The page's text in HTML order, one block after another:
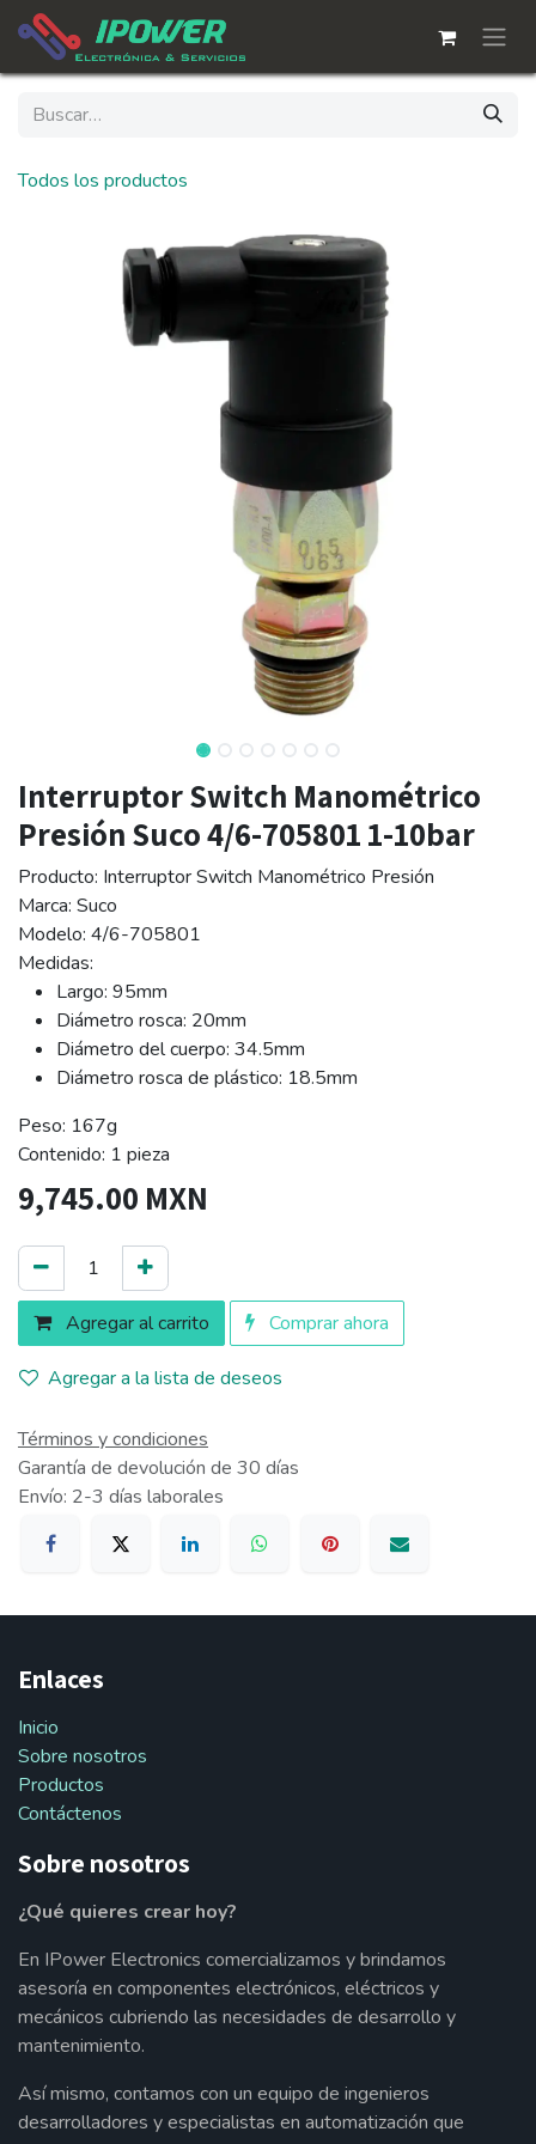
Ir al contenido
Todos los productos
Interruptor Switch Manométrico
Presión Suco 4/6-705801 1-10bar
Producto: Interruptor Switch Manométrico Presión
Marca: Suco
Modelo: 4/6-705801
Medidas:
Largo: 95mm
Diámetro rosca: 20mm
Diámetro del cuerpo: 34.5mm
Diámetro rosca de plástico: 18.5mm
Peso: 167g
Contenido: 1 pieza
9,745.00 MXN
Agregar al carrito Comprar ahora
Agregar a la lista de deseos
Términos y condiciones
Garantía de devolución de 30 días
Envío: 2-3 días laborales
Enlaces
Inicio
Sobre nosotros
Productos
Contáctenos
Sobre nosotros
¿Qué quieres crear hoy?
En IPower Electronics comercializamos y brindamos
asesoría en componentes electrónicos, eléctricos y
mecánicos cubriendo las necesidades de desarrollo y
mantenimiento.
Así mismo, contamos con un equipo de ingenieros
desarrolladores y especialistas en automatización que